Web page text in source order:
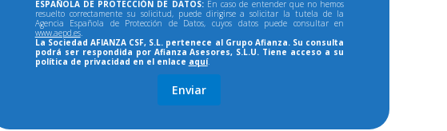
ESPAÑOLA DE PROTECCIÓN DE DATOS:En caso de entender que no hemos
resuelto correctamente su solicitud, puede dirigirse a solicitar la tutela de la
Agencia Española de Protección de Datos, cuyos datos puede consultar en
www.aepd.es.
La Sociedad AFIANZA CSF, S.L. pertenece al Grupo Afianza. Su consulta
podrá ser respondida por Afianza Asesores, S.L.U. Tiene acceso a su
política de privacidad en el enlace aquí.